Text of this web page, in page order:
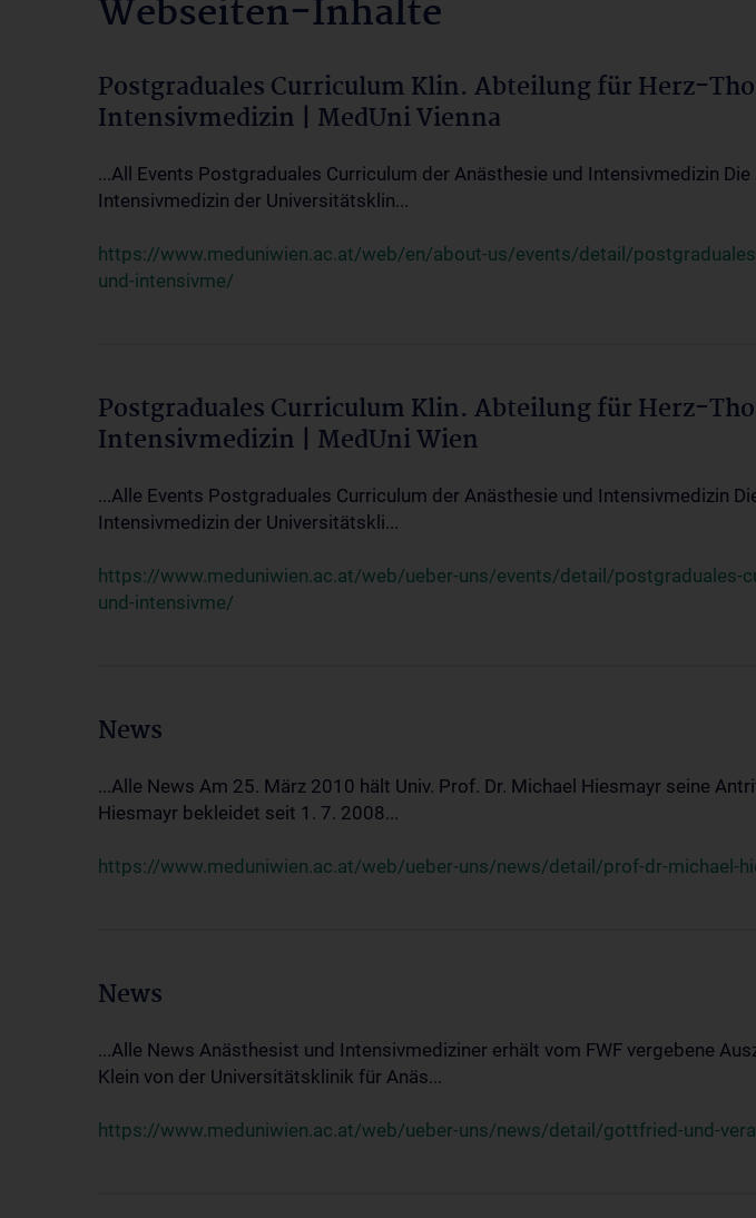
Webseiten-Inhalte
Postgraduales Curriculum Klin. Abteilung für Herz-
Intensivmedizin | MedUni Vienna
...All Events Postgraduales Curriculum der Anästhesie und Intensivmedizin
Intensivmedizin der Universitätsklin...
https://www.meduniwien.ac.at/web/en/about-us/events/detail/
und-intensivme/
Postgraduales Curriculum Klin. Abteilung für Herz-
Intensivmedizin | MedUni Wien
...Alle Events Postgraduales Curriculum der Anästhesie und Intensivmedizin
Intensivmedizin der Universitätskli...
https://www.meduniwien.ac.at/web/ueber-uns/events/detail/postgraduales-
und-intensivme/
News
...Alle News Am 25. März 2010 hält Univ. Prof. Dr. Michael Hiesmayr seine
Hiesmayr bekleidet seit 1. 7. 2008...
https://www.meduniwien.ac.at/web/ueber-uns/news/detail/prof-dr-michael-
News
...Alle News Anästhesist und Intensivmediziner erhält vom FWF vergebene
Klein von der Universitätsklinik für Anäs...
https://www.meduniwien.ac.at/web/ueber-uns/news/detail/gottfried-und-